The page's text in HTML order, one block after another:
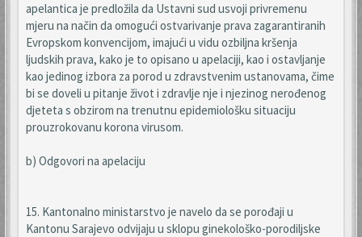
apelantica je predložila da Ustavni sud usvoji privremenu
mjeru na način da omogući ostvarivanje prava zagarantiranih
Evropskom konvencijom, imajući u vidu ozbiljna kršenja
ljudskih prava, kako je to opisano u apelaciji, kao i ostavljanje
kao jedinog izbora za porod u zdravstvenim ustanovama, čime
bi se doveli u pitanje život i zdravlje nje i njezinog nerođenog
djeteta s obzirom na trenutnu epidemiološku situaciju
prouzrokovanu korona virusom.
b) Odgovori na apelaciju
15. Kantonalno ministarstvo je navelo da se porođaji u
Kantonu Sarajevo odvijaju u sklopu ginekološko-porodiljske